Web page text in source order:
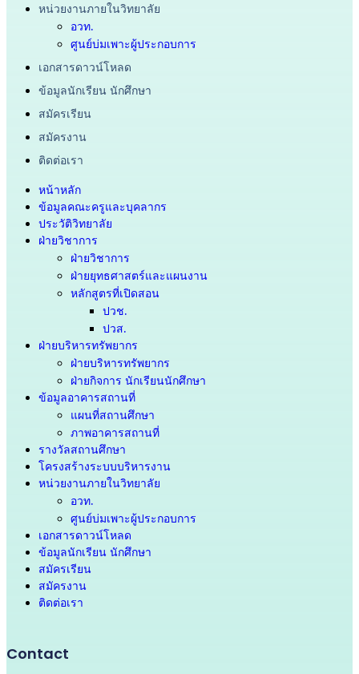
อวท.
ศูนย์บ่มเพาะผู้ประกอบการ
เอกสารดาวน์โหลด
สมัครเรียน
ข้อมูลคณะครูและบุคลากร
ประวัติวิทยาลัย
ฝ่ายวิชาการ
ฝ่ายวิชาการ
ฝ่ายยุทธศาสตร์และแผนงาน
หลักสูตรที่เปิดสอน
ปวช.
ปวส.
ฝ่ายบริหารทรัพยากร
ฝ่ายบริหารทรัพยากร
ฝ่ายกิจการ นักเรียนนักศึกษา
ข้อมูลอาคารสถานที่
แผนที่สถานศึกษา
ภาพอาคารสถานที่
รางวัลสถานศึกษา
โครงสร้างระบบบริหารงาน
หน่วยงานภายในวิทยาลัย
อวท.
ศูนย์บ่มเพาะผู้ประกอบการ
เอกสารดาวน์โหลด
ข้อมูลนักเรียน นักศึกษา
สมัครเรียน
สมัครงาน
ติดต่อเรา